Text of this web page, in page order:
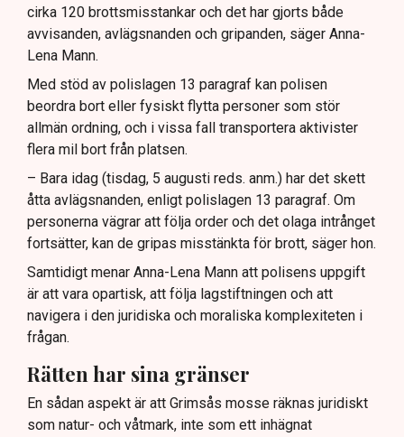
cirka 120 brottsmisstankar och det har gjorts både
avvisanden, avlägsnanden och gripanden, säger Anna-
Lena Mann.
Med stöd av polislagen 13 paragraf kan polisen
beordra bort eller fysiskt flytta personer som stör
allmän ordning, och i vissa fall transportera aktivister
flera mil bort från platsen.
– Bara idag (tisdag, 5 augusti reds. anm.) har det skett
åtta avlägsnanden, enligt polislagen 13 paragraf. Om
personerna vägrar att följa order och det olaga intrånget
fortsätter, kan de gripas misstänkta för brott, säger hon.
Samtidigt menar Anna-Lena Mann att polisens uppgift
är att vara opartisk, att följa lagstiftningen och att
navigera i den juridiska och moraliska komplexiteten i
frågan.
Rätten har sina gränser
En sådan aspekt är att Grimsås mosse räknas juridiskt
som natur- och våtmark, inte som ett inhägnat